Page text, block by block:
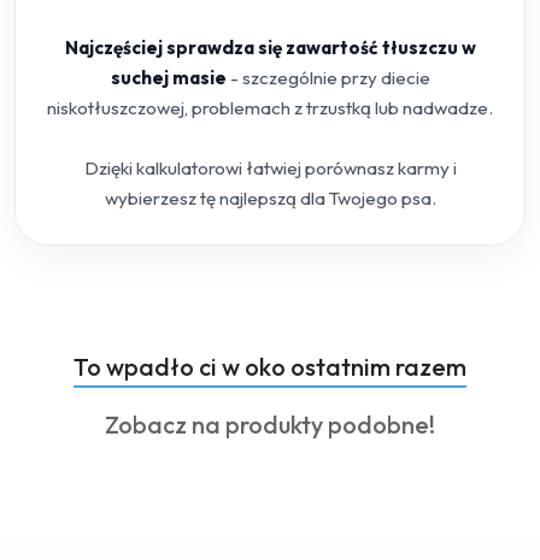
Najczęściej sprawdza się zawartość tłuszczu w
suchej masie - szczególnie przy diecie
niskotłuszczowej, problemach z trzustką lub nadwadze.
Dzięki kalkulatorowi łatwiej porównasz karmy i
wybierzesz tę najlepszą dla Twojego psa.
Pomiń karuzelę produktów
Produkty
o
statusie:
To wpadło ci w oko ostatnim razem
Produkty
Zobacz na produkty podobne!